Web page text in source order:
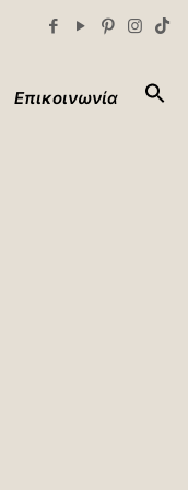
Επικοινωνία